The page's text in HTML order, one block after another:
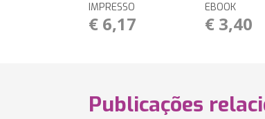
IMPRESSO
€ 6,17
EBOOK
€ 3,40
Publicações